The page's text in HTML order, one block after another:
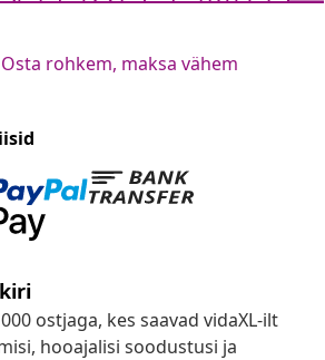
Osta rohkem, maksa vähem
ostjaga, kes saavad vidaXL-ilt
hooajalisi soodustusi ja